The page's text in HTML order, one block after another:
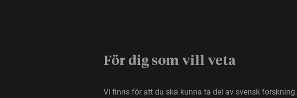
För dig som vill veta
Vi finns för att du ska kunna ta del av svensk forskning.